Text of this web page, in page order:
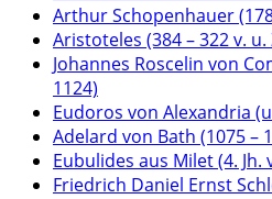
Arthur Schopenhauer
Aristoteles (384 – 322 v. u.
Johannes Roscelin von
1124)
Eudoros von Alexandria
Adelard von Bath (1075 –
Eubulides aus Milet (4. Jh.
Friedrich Daniel Ernst